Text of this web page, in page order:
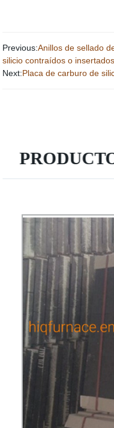
Previous:Anillos de sellado
silicio contraídos o insertados
Next:Placa de carburo de